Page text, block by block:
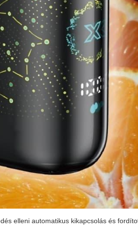
elleni automatikus kikapcsolás és